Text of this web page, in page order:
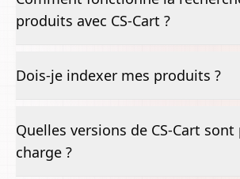
produits avec CS-Cart ?
Dois-je indexer mes produits ?
Quelles versions de CS-Cart sont
charge ?